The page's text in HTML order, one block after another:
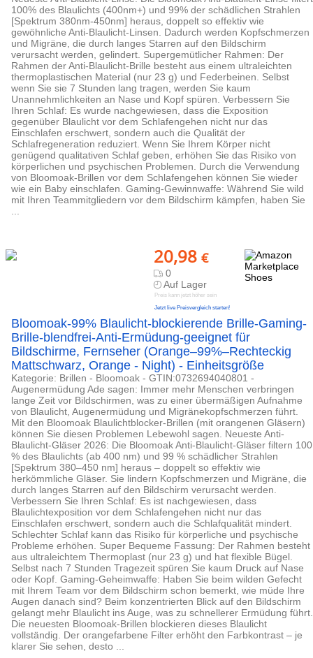
100% des Blaulichts (400nm+) und 99% der schädlichen Strahlen
[Spektrum 380nm-450nm] heraus, doppelt so effektiv wie
gewöhnliche Anti-Blaulicht-Linsen. Dadurch werden Kopfschmerzen
und Migräne, die durch langes Starren auf den Bildschirm
verursacht werden, gelindert. Supergemütlicher Rahmen: Der
Rahmen der Anti-Blaulicht-Brille besteht aus einem ultraleichten
thermoplastischen Material (nur 23 g) und Federbeinen. Selbst
wenn Sie sie 7 Stunden lang tragen, werden Sie kaum
Unannehmlichkeiten an Nase und Kopf spüren. Verbessern Sie
Ihren Schlaf: Es wurde nachgewiesen, dass die Exposition
gegenüber Blaulicht vor dem Schlafengehen nicht nur das
Einschlafen erschwert, sondern auch die Qualität der
Schlafregeneration reduziert. Wenn Sie Ihrem Körper nicht
genügend qualitativen Schlaf geben, erhöhen Sie das Risiko von
körperlichen und psychischen Problemen. Durch die Verwendung
von Bloomoak-Brillen vor dem Schlafengehen können Sie wieder
wie ein Baby einschlafen. Gaming-Gewinnwaffe: Während Sie wild
mit Ihren Teammitgliedern vor dem Bildschirm kämpfen, haben Sie
20,98 €
0
Auf Lager
Preis kann jetzt höher sein
Jetzt live Preisvergleich starten!
Bloomoak-99% Blaulicht-blockierende Brille-Gaming-
Brille-blendfrei-Anti-Ermüdung-geeignet für
Bildschirme, Fernseher (Orange–99%–Rechteckig
Mattschwarz, Orange - Night) - Einheitsgröße
Kategorie: Brillen - Bloomoak - GTIN:0732694040801 -
Augenermüdung Ade sagen: Immer mehr Menschen verbringen
lange Zeit vor Bildschirmen, was zu einer übermäßigen Aufnahme
von Blaulicht, Augenermüdung und Migränekopfschmerzen führt.
Mit den Bloomoak Blaulichtblocker-Brillen (mit orangenen Gläsern)
können Sie diesen Problemen Lebewohl sagen. Neueste Anti-
Blaulicht-Gläser 2026: Die Bloomoak Anti-Blaulicht-Gläser filtern 100
% des Blaulichts (ab 400 nm) und 99 % schädlicher Strahlen
[Spektrum 380–450 nm] heraus – doppelt so effektiv wie
herkömmliche Gläser. Sie lindern Kopfschmerzen und Migräne, die
durch langes Starren auf den Bildschirm verursacht werden.
Verbessern Sie Ihren Schlaf: Es ist nachgewiesen, dass
Blaulichtexposition vor dem Schlafengehen nicht nur das
Einschlafen erschwert, sondern auch die Schlafqualität mindert.
Schlechter Schlaf kann das Risiko für körperliche und psychische
Probleme erhöhen. Super Bequeme Fassung: Der Rahmen besteht
aus ultraleichtem Thermoplast (nur 23 g) und hat flexible Bügel.
Selbst nach 7 Stunden Tragezeit spüren Sie kaum Druck auf Nase
oder Kopf. Gaming-Geheimwaffe: Haben Sie beim wilden Gefecht
mit Ihrem Team vor dem Bildschirm schon bemerkt, wie müde Ihre
Augen danach sind? Beim konzentrierten Blick auf den Bildschirm
gelangt mehr Blaulicht ins Auge, was zu schnellerer Ermüdung führt.
Die neuesten Bloomoak-Brillen blockieren dieses Blaulicht
vollständig. Der orangefarbene Filter erhöht den Farbkontrast – je
klarer Sie sehen, desto ...